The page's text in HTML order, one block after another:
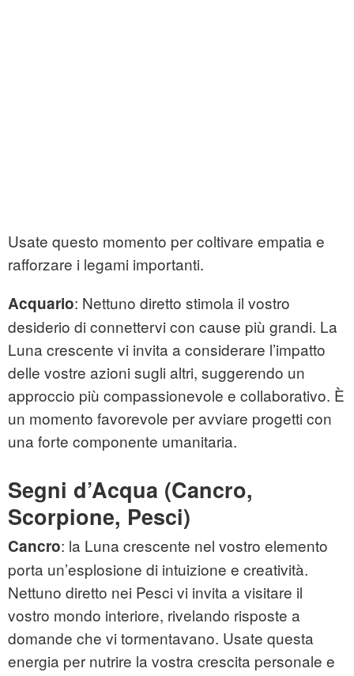
Usate questo momento per coltivare empatia e
rafforzare i legami importanti.
Acquario: Nettuno diretto stimola il vostro
desiderio di connettervi con cause più grandi. La
Luna crescente vi invita a considerare l’impatto
delle vostre azioni sugli altri, suggerendo un
approccio più compassionevole e collaborativo. È
un momento favorevole per avviare progetti con
una forte componente umanitaria.
Segni d’Acqua (Cancro,
Scorpione, Pesci)
Cancro: la Luna crescente nel vostro elemento
porta un’esplosione di intuizione e creatività.
Nettuno diretto nei Pesci vi invita a visitare il
vostro mondo interiore, rivelando risposte a
domande che vi tormentavano. Usate questa
energia per nutrire la vostra crescita personale e